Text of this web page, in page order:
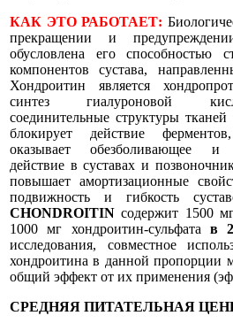
КАК ЭТО РАБОТАЕТ:
прекращении и
обусловлена его способностью
компонентов сустава,
Хондроитин является
синтез гиалуроновой
соединительные структуры
блокирует действие
оказывает обезболивающее и
действие в суставах и
повышает амортизационные
подвижность и гибкость
CHONDROITIN содержит 1500
1000 мг хондроитин-сульфата в
исследования, совместное
хондроитина в данной пропорции
общий эффект от их применения
СРЕДНЯЯ ПИТАТЕЛЬНАЯ